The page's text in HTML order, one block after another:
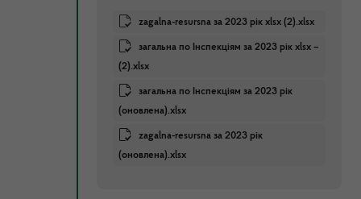
zagalna-resursna за 2023 рік xlsx (2).xlsx
загальна по Інспекціям за 2023 рік xlsx –
(2).xlsx
загальна по Інспекціям за 2023 рік
(оновлена).xlsx
zagalna-resursna за 2023 рік
(оновлена).xlsx